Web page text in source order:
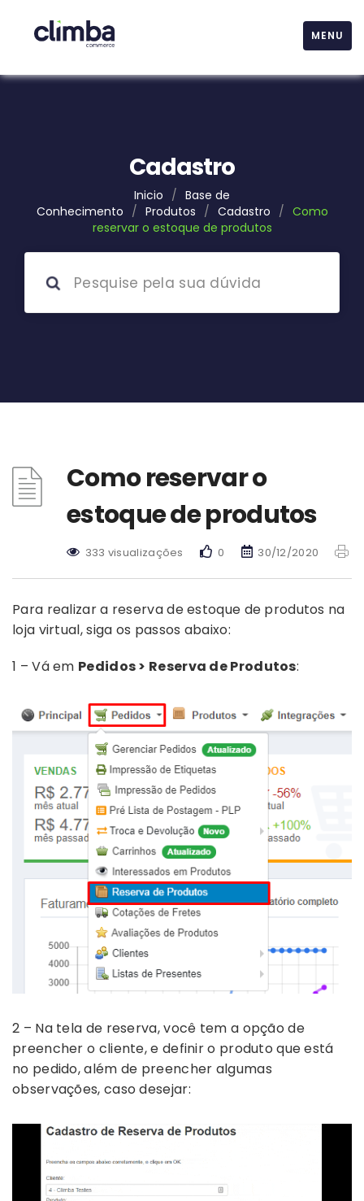
MENU
Cadastro
Inicio / Base de
Conhecimento / Produtos / Cadastro / Como
reservar o estoque de produtos
Como reservar o
estoque de produtos
333 visualizações 0 30/12/2020
Para realizar a reserva de estoque de produtos na
loja virtual, siga os passos abaixo:
1 – Vá em Pedidos > Reserva de Produtos:
2 – Na tela de reserva, você tem a opção de
preencher o cliente, e definir o produto que está
no pedido, além de preencher algumas
observações, caso desejar: